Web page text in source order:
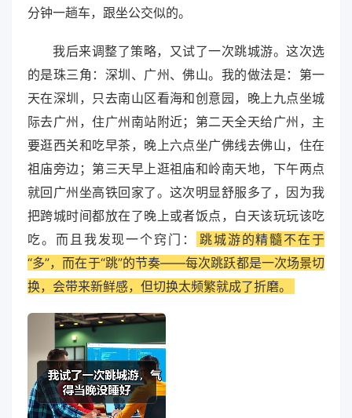
分钟一趟车，跟坐公交似的。
我后来调整了策略，又试了一次跳城游。这次选
的是珠三角：深圳、广州、佛山。我的做法是：第一
天在深圳，只去南山区看海和创意园，晚上九点坐城
际去广州，住广州南站附近；第二天全天给广州，主
要逛西关和吃早茶，晚上六点坐广佛线去佛山，住在
祖庙旁边；第三天早上逛祖庙和岭南天地，下午两点
就回广州坐高铁回家了。这次明显舒服多了，因为我
把跨城时间都放在了晚上或者饭点，白天该玩玩该吃
吃。而且我发现一个窍门：
跳城游的精髓不在于
“多”，而在于“跳”的节奏——每次跳跃都是一次场景切
换，会带来新鲜感，但切换太频繁就成了折磨。